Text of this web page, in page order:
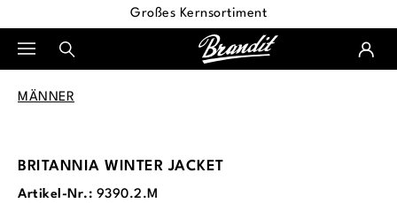
Großes Kernsortiment
MÄNNER
BRITANNIA WINTER JACKET
Artikel-Nr.: 9390.2.M